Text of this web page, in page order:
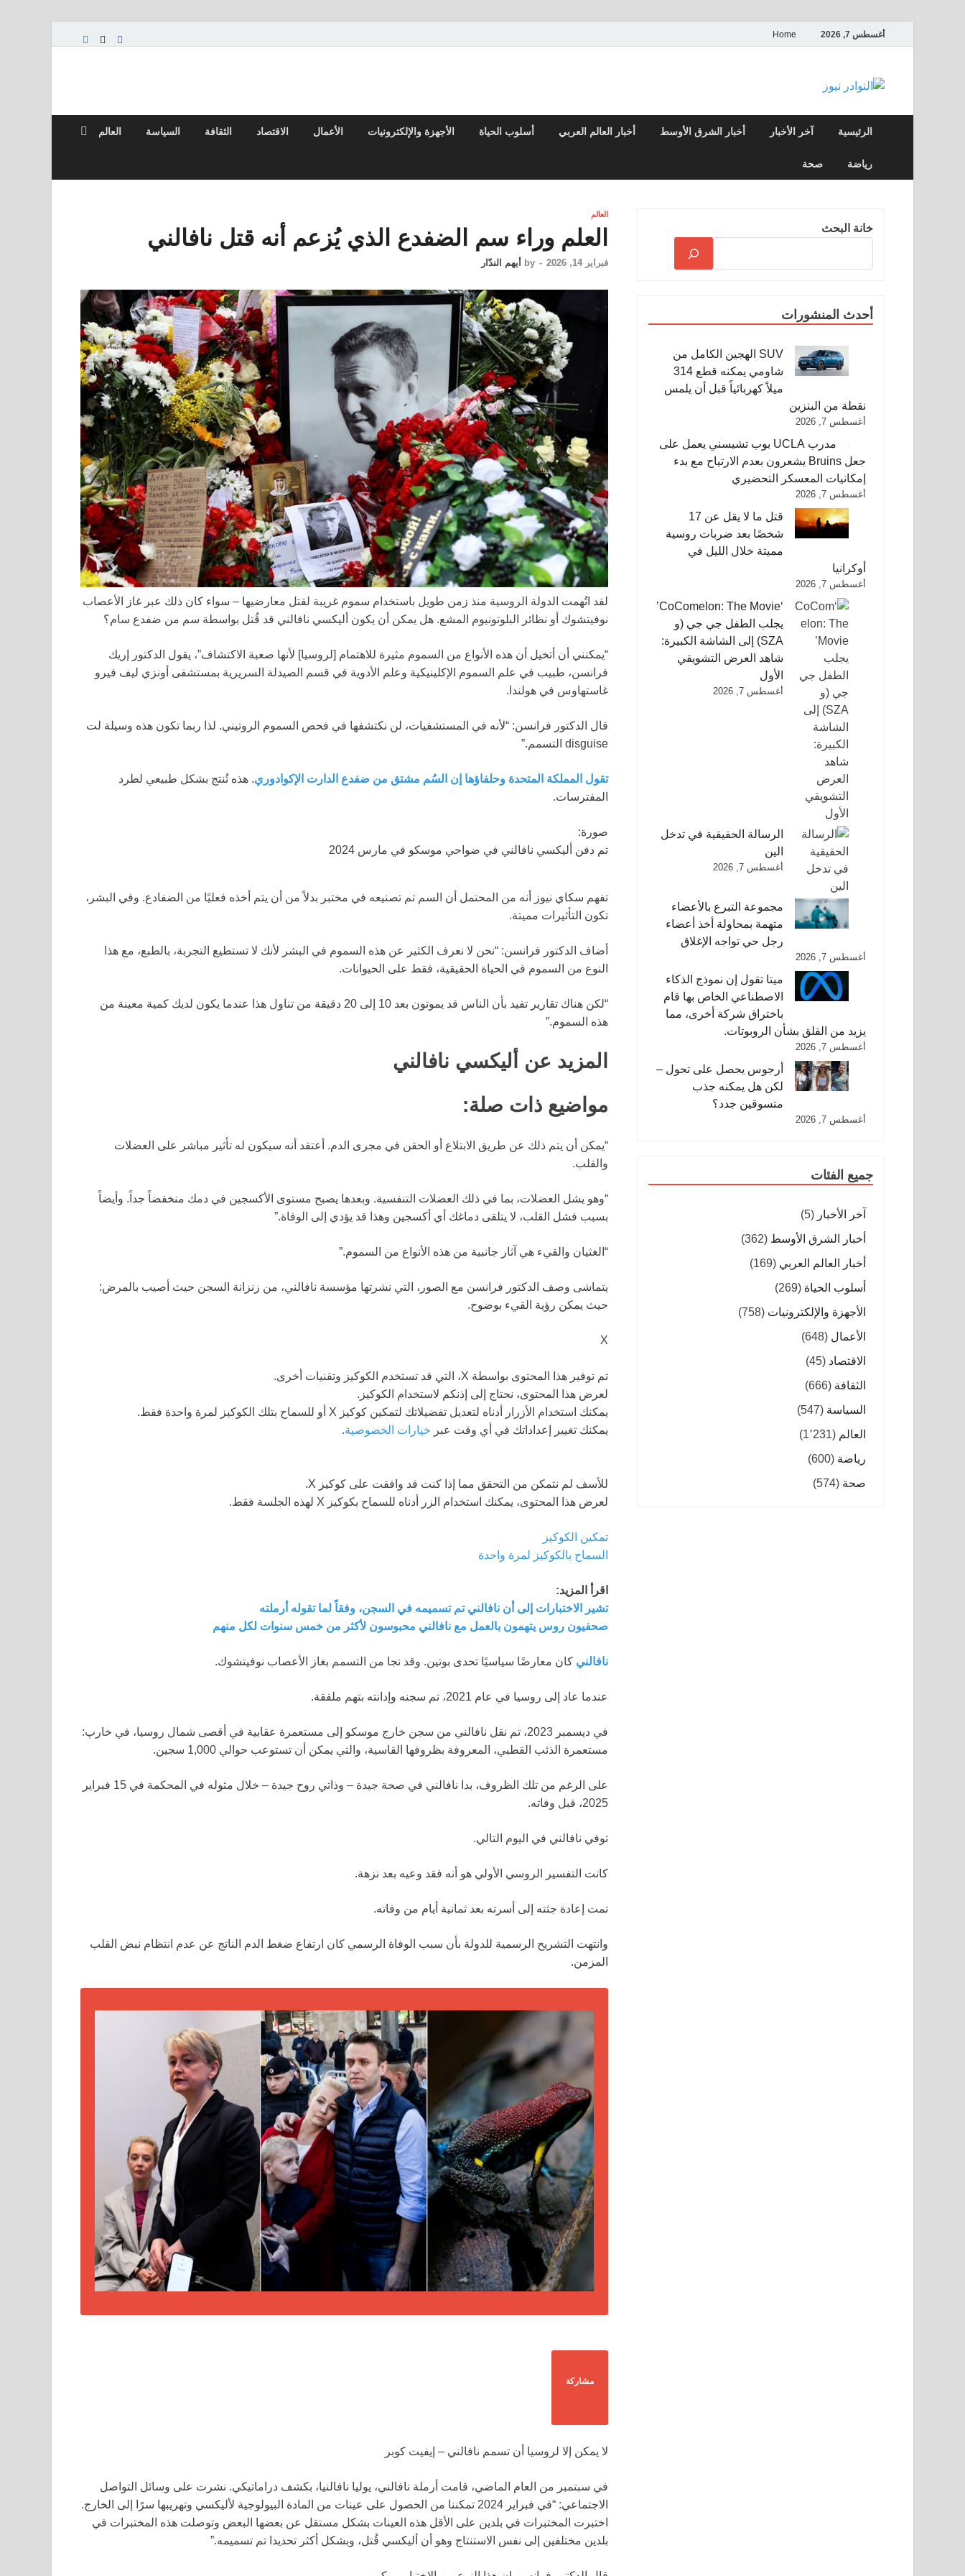
أغسطس 7, 2026 Home
النوادر نيوز
الرئيسية آخر الأخبار أخبار الشرق الأوسط أخبار العالم العربي أسلوب الحياة الأجهزة والإلكترونيات الأعمال الاقتصاد الثقافة السياسة العالم
رياضة صحة
العالم
العلم وراء سم الضفدع الذي يُزعم أنه قتل نافالني
فبراير 14, 2026 -
by أيهم الندّار
لقد اتُهمت الدولة الروسية منذ زمن طويل باستخدام سموم غريبة لقتل معارضيها – سواء كان ذلك عبر غاز الأعصاب
نوفيتشوك أو نظائر البلوتونيوم المشع. هل يمكن أن يكون أليكسي نافالني قد قُتل بواسطة سم من ضفدع سام؟
“يمكنني أن أتخيل أن هذه الأنواع من السموم مثيرة للاهتمام [لروسيا] لأنها صعبة الاكتشاف”، يقول الدكتور إريك
فرانسن، طبيب في علم السموم الإكلينيكية وعلم الأدوية في قسم الصيدلة السريرية بمستشفى أونزي ليف فيرو
غاستهاوس في هولندا.
قال الدكتور فرانسن: “لأنه في المستشفيات، لن نكتشفها في فحص السموم الروتيني. لذا ربما تكون هذه وسيلة لت
disguise التسمم.”
تقول المملكة المتحدة وحلفاؤها إن السُم مشتق من ضفدع الدارت الإكوادوري. هذه تُنتج بشكل طبيعي لطرد
المفترسات.
صورة:
تم دفن أليكسي نافالني في ضواحي موسكو في مارس 2024
تفهم سكاي نيوز أنه من المحتمل أن السم تم تصنيعه في مختبر بدلاً من أن يتم أخذه فعليًا من الضفادع. وفي البشر،
تكون التأثيرات مميتة.
أضاف الدكتور فرانسن: “نحن لا نعرف الكثير عن هذه السموم في البشر لأنك لا تستطيع التجربة، بالطبع، مع هذا
النوع من السموم في الحياة الحقيقية، فقط على الحيوانات.
“لكن هناك تقارير تفيد بأن الناس قد يموتون بعد 10 إلى 20 دقيقة من تناول هذا عندما يكون لديك كمية معينة من
هذه السموم.”
المزيد عن أليكسي نافالني
مواضيع ذات صلة:
“يمكن أن يتم ذلك عن طريق الابتلاع أو الحقن في مجرى الدم. أعتقد أنه سيكون له تأثير مباشر على العضلات
والقلب.
“وهو يشل العضلات، بما في ذلك العضلات التنفسية. وبعدها يصبح مستوى الأكسجين في دمك منخفضاً جداً. وأيضاً
بسبب فشل القلب، لا يتلقى دماغك أي أكسجين وهذا قد يؤدي إلى الوفاة.”
“الغثيان والقيء هي آثار جانبية من هذه الأنواع من السموم.”
يتماشى وصف الدكتور فرانسن مع الصور، التي نشرتها مؤسسة نافالني، من زنزانة السجن حيث أصيب بالمرض:
حيث يمكن رؤية القيء بوضوح.
X
تم توفير هذا المحتوى بواسطة X، التي قد تستخدم الكوكيز وتقنيات أخرى.
لعرض هذا المحتوى، نحتاج إلى إذنكم لاستخدام الكوكيز.
يمكنك استخدام الأزرار أدناه لتعديل تفضيلاتك لتمكين كوكيز X أو للسماح بتلك الكوكيز لمرة واحدة فقط.
يمكنك تغيير إعداداتك في أي وقت عبر خيارات الخصوصية.
للأسف لم نتمكن من التحقق مما إذا كنت قد وافقت على كوكيز X
.
لعرض هذا المحتوى، يمكنك استخدام الزر أدناه للسماح بكوكيز X لهذه الجلسة فقط.
تمكين الكوكيز
السماح بالكوكيز لمرة واحدة
اقرأ المزيد:
تشير الاختبارات إلى أن نافالني تم تسميمه في السجن، وفقاً لما تقوله أرملته
صحفيون روس يتهمون بالعمل مع نافالني محبوسون لأكثر من خمس سنوات لكل منهم
نافالني كان معارضًا سياسيًا تحدى بوتين. وقد نجا من التسمم بغاز الأعصاب نوفيتشوك.
عندما عاد إلى روسيا في عام 2021، تم سجنه وإدانته بتهم ملفقة.
في ديسمبر 2023، تم نقل نافالني من سجن خارج موسكو إلى مستعمرة عقابية في أقصى شمال روسيا، في خارپ:
مستعمرة الذئب القطبي، المعروفة بظروفها القاسية، والتي يمكن أن تستوعب حوالي 1,000 سجين.
على الرغم من تلك الظروف، بدا نافالني في صحة جيدة – وذاتي روح جيدة – خلال مثوله في المحكمة في 15 فبراير
2025، قبل وفاته.
توفي نافالني في اليوم التالي.
كانت التفسير الروسي الأولي هو أنه فقد وعيه بعد نزهة.
تمت إعادة جثته إلى أسرته بعد ثمانية أيام من وفاته.
وانتهت التشريح الرسمية للدولة بأن سبب الوفاة الرسمي كان ارتفاع ضغط الدم الناتج عن عدم انتظام نبض القلب
المزمن.
مشاركة
لا يمكن إلا لروسيا أن تسمم نافالني – إيفيت كوبر
في سبتمبر من العام الماضي، قامت أرملة نافالني، يوليا نافالنيا، بكشف دراماتيكي. نشرت على وسائل التواصل
الاجتماعي: “في فبراير 2024 تمكننا من الحصول على عينات من المادة البيولوجية لأليكسي وتهريبها سرًا إلى الخارج.
اختبرت المختبرات في بلدين على الأقل هذه العينات بشكل مستقل عن بعضها البعض وتوصلت هذه المختبرات في
بلدين مختلفين إلى نفس الاستنتاج وهو أن أليكسي قُتل، وبشكل أكثر تحديدا تم تسميمه.”
خانة البحث
أحدث المنشورات
SUV الهجين الكامل من
شاومي يمكنه قطع 314
ميلاً كهربائياً قبل أن يلمس
نقطة من البنزين
أغسطس 7, 2026
مدرب UCLA بوب تشيسني يعمل على
جعل Bruins يشعرون بعدم الارتياح مع بدء
إمكانيات المعسكر التحضيري
أغسطس 7, 2026
قتل ما لا يقل عن 17
شخصًا بعد ضربات روسية
مميتة خلال الليل في
أوكرانيا
أغسطس 7, 2026
‘CoComelon: The Movie’
يجلب الطفل جي جي (و
SZA) إلى الشاشة الكبيرة:
شاهد العرض التشويقي
الأول
أغسطس 7, 2026
الرسالة الحقيقية في تدخل
الين
أغسطس 7, 2026
مجموعة التبرع بالأعضاء
متهمة بمحاولة أخذ أعضاء
رجل حي تواجه الإغلاق
أغسطس 7, 2026
ميتا تقول إن نموذج الذكاء
الاصطناعي الخاص بها قام
باختراق شركة أخرى، مما
يزيد من القلق بشأن الروبوتات.
أغسطس 7, 2026
أرجوس يحصل على تحول –
لكن هل يمكنه جذب
متسوقين جدد؟
أغسطس 7, 2026
جميع الفئات
آخر الأخبار (5)
أخبار الشرق الأوسط (362)
أخبار العالم العربي (169)
أسلوب الحياة (269)
الأجهزة والإلكترونيات (758)
الأعمال (648)
الاقتصاد (45)
الثقافة (666)
السياسة (547)
العالم (1٬231)
رياضة (600)
صحة (574)